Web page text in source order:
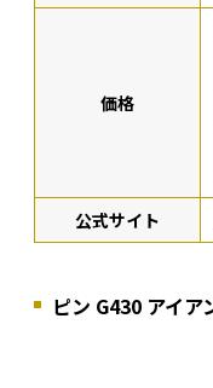
価格
公式サイト
ピン G430 アイア